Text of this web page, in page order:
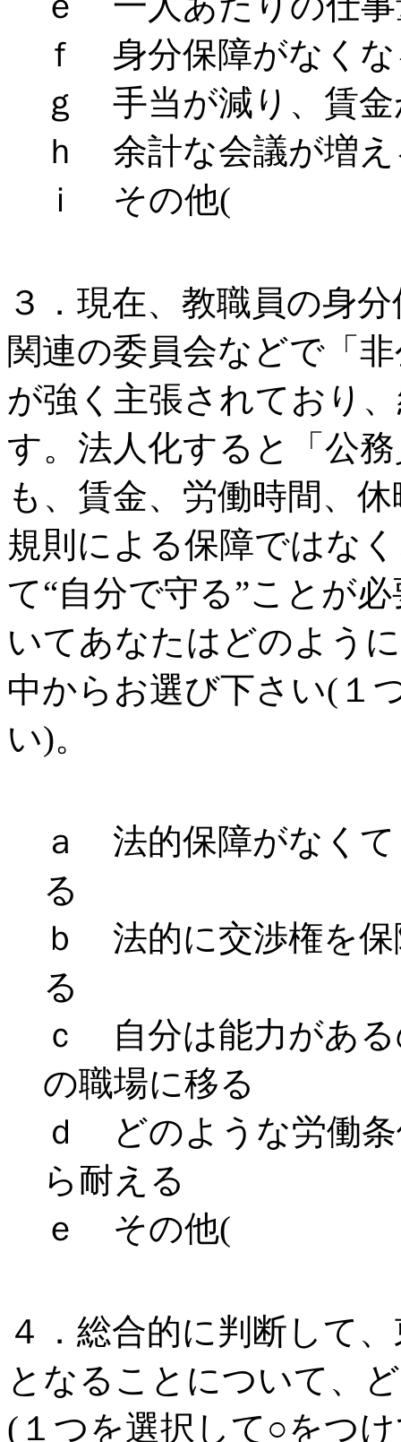
ｆ 身分保障がなく
ｇ 手当が減り、賃
ｈ 余計な会議が増
ｉ そ
３．現在、教職員の身
関連の委員会などで「
が強く主張されており
す。法人化すると「公
も、賃金、労働時間、
規則による保障ではな
て“自分で守る”ことが
いてあなたはどのよう
中からお選び下さい(１
い)。
ａ 法的保障がなく
る
ｂ 法的に交渉権を
る
ｃ 自分は能力があ
の職場に移る
ｄ どのような労働
ら耐える
ｅ そ
４．総合的に判断して
となることについて、
(１つを選択して○をつ